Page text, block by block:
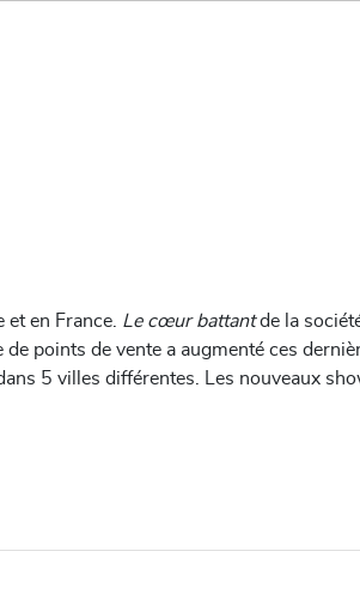
en France. Le cœur battantde la
points de vente a augmenté ces
5 villes différentes. Les nouveaux